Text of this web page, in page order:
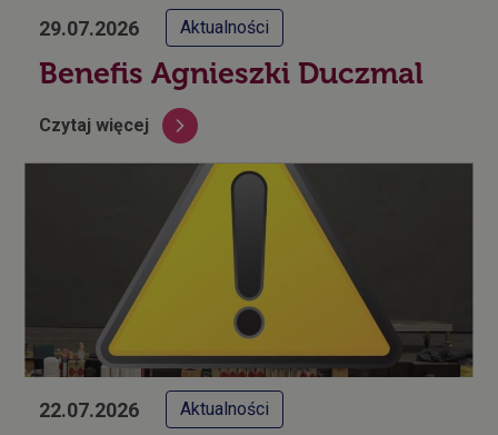
29.07.2026 Aktualności
Benefis Agnieszki Duczmal
Czytaj więcej
22.07.2026 Aktualności